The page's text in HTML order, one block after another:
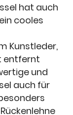
hat auch
cooles
Kunstleder,
entfernt
und
auch für